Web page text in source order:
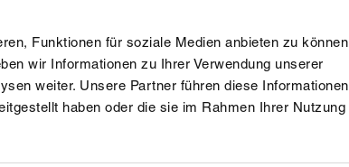
Funktionen für soziale Medien anbieten zu können
wir Informationen zu Ihrer Verwendung unserer
weiter. Unsere Partner führen diese Informationen
haben oder die sie im Rahmen Ihrer Nutzung